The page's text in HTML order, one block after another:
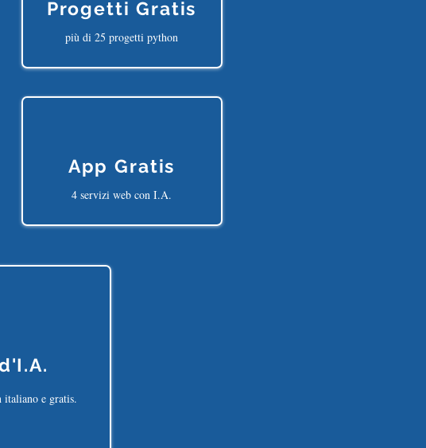
Progetti Gratis
più di 25 progetti python
App Gratis
4 servizi web con I.A.
e gratis.